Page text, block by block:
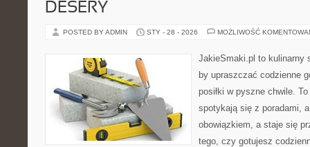
DESERY
POSTED BY ADMIN STY - 28 - 2026 MOŻLIWOŚĆ
JakieSmaki.pl to kulinarny
by upraszczać codzienne
posiłki w pyszne chwile.
spotykają się z poradami,
obowiązkiem, a staje się
tego, czy gotujesz